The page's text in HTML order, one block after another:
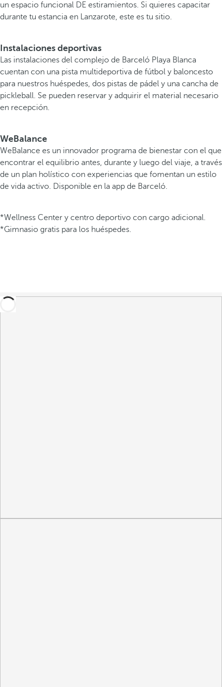
un espacio funcional DE estiramientos. Si quieres capacitar
durante tu estancia en Lanzarote, este es tu sitio.
Instalaciones deportivas
Las instalaciones del complejo de Barceló Playa Blanca
cuentan con una pista multideportiva de fútbol y baloncesto
para nuestros huéspedes, dos pistas de pádel y una cancha de
pickleball. Se pueden reservar y adquirir el material necesario
en recepción.
WeBalance
WeBalance es un innovador programa de bienestar con el que
encontrar el equilibrio antes, durante y luego del viaje, a través
de un plan holístico con experiencias que fomentan un estilo
de vida activo. Disponible en la app de Barceló.
*Wellness Center y centro deportivo con cargo adicional.
*Gimnasio gratis para los huéspedes.